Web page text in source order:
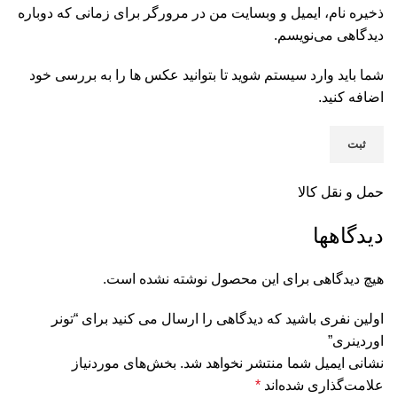
ذخیره نام، ایمیل و وبسایت من در مرورگر برای زمانی که دوباره
دیدگاهی می‌نویسم.
شما باید وارد سیستم شوید تا بتوانید عکس ها را به بررسی خود
اضافه کنید.
حمل و نقل کالا
دیدگاهها
هیچ دیدگاهی برای این محصول نوشته نشده است.
اولین نفری باشید که دیدگاهی را ارسال می کنید برای “تونر
اوردینری”
نشانی ایمیل شما منتشر نخواهد شد. بخش‌های موردنیاز
علامت‌گذاری شده‌اند *